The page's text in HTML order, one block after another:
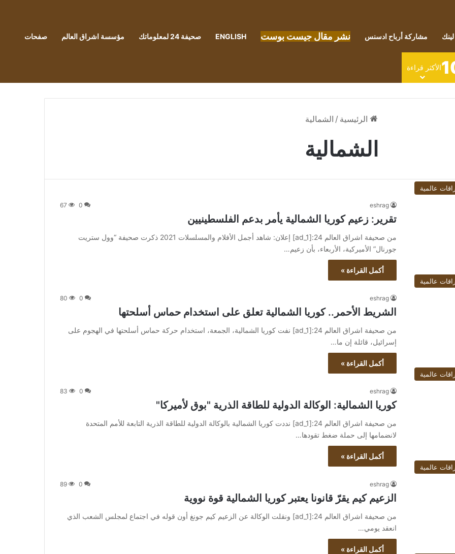
مشاركة أرباح ادسنس نشر مقال جيست بوست ENGLISH صحيفة 24 لمعلوماتك مؤسسة اشراق العالم صفحات
الأكثر قراءة
الرئيسية / الشمالية
الشمالية
عالمية
eshrag
0
67
تقرير: زعيم كوريا الشمالية يأمر بدعم الفلسطينيين
من صحيفة اشراق العالم 24:[ad_1] إعلان: شاهد أجمل الأفلام والمسلسلات 2021 ذكرت صحيفة “وول ستريت
جورنال” الأميركية، الأربعاء، بأن زعيم…
أكمل القراءة »
عالمية
eshrag
0
80
الشريط الأحمر.. كوريا الشمالية تعلق على استخدام حماس أسلحتها
من صحيفة اشراق العالم 24:[ad_1] نفت كوريا الشمالية، الجمعة، استخدام حركة حماس أسلحتها في الهجوم على
إسرائيل، قائلة إن ما…
أكمل القراءة »
عالمية
eshrag
0
83
كوريا الشمالية: الوكالة الدولية للطاقة الذرية "بوق لأميركا"
من صحيفة اشراق العالم 24:[ad_1] نددت كوريا الشمالية بالوكالة الدولية للطاقة الذرية التابعة للأمم المتحدة
لانضمامها إلى حملة ضغط تقودها…
أكمل القراءة »
عالمية
eshrag
0
89
الزعيم كيم يقرّ قانونا يعتبر كوريا الشمالية قوة نووية
من صحيفة اشراق العالم 24:[ad_1] ونقلت الوكالة عن الزعيم كيم جونغ أون قوله في اجتماع لمجلس الشعب الذي
انعقد يومي…
أكمل القراءة »